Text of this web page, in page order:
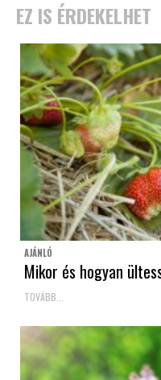
EZ IS ÉRDEKELHET
AJÁNLÓ
Mikor és hogyan
TOVÁBB...